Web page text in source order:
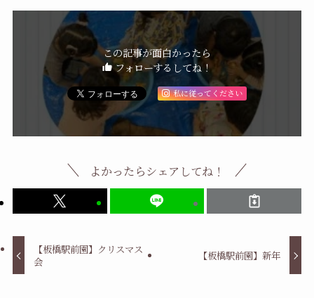
この記事が面白かったら
フォローするしてね！
私に従ってください
よかったらシェアしてね！
【板橋駅前園】クリスマス
会
【板橋駅前園】新年